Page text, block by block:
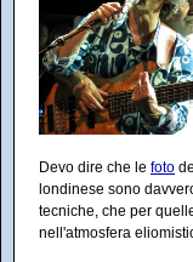
Devo dire che le foto
londinese sono
tecniche, che per
nell'atmosfera